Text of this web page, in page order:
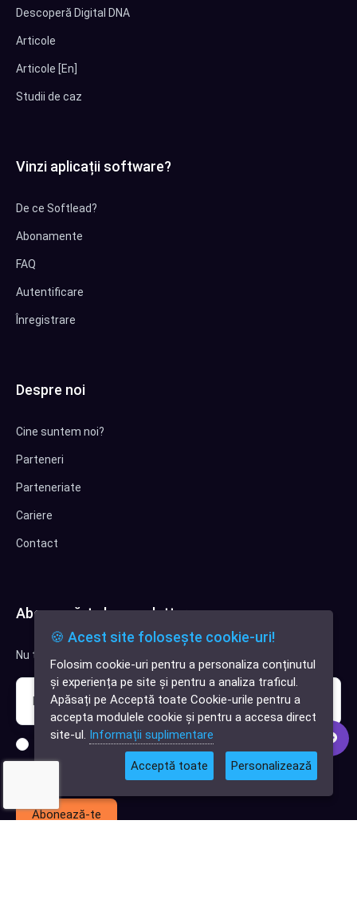
✕
Cauți o aplicație
software?
Descoperă Digital DNA
Articole
Articole [En]
Studii de caz
Vinzi aplicații software?
De ce Softlead?
Abonamente
FAQ
Autentificare
Înregistrare
Despre noi
Cine suntem noi?
Parteneri
Parteneriate
Cariere
Contact
Abonează-te la newsletter
Nu trimitem spam, deci nu îți face griji.
Sunt interesat de clienți pentru compania mea IT
Sunt interesat de achiziții software
Abonează-te
🍪 Acest site folosește cookie-uri!
Folosim cookie-uri pentru a personaliza conținutul
și experiența pe site și pentru a analiza traficul.
Apăsați pe Acceptă toate Cookie-urile pentru a
accepta modulele cookie și pentru a accesa direct
site-ul. Informații suplimentare
Acceptă toate Personalizează